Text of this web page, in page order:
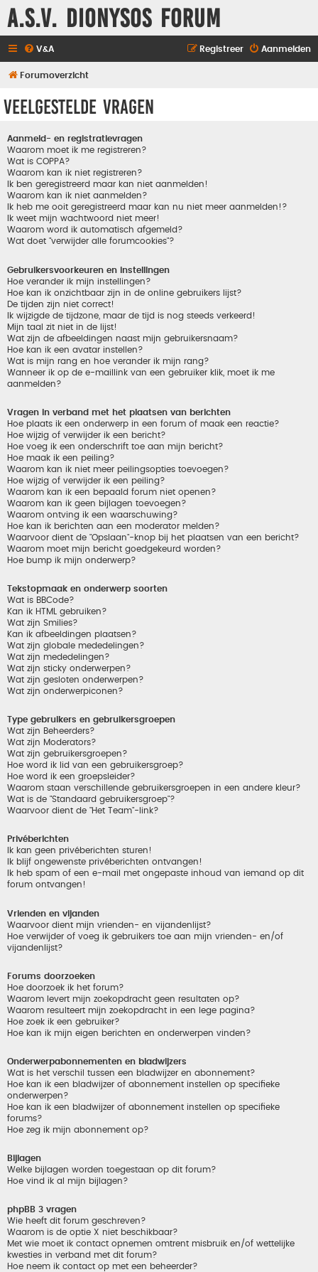
A.S.V. Dionysos Forum
V&A Aanmelden
Registreer
Forumoverzicht
Veelgestelde vragen
Aanmeld- en registratievragen
Waarom moet ik me registreren?
Wat is COPPA?
Waarom kan ik niet registreren?
Ik ben geregistreerd maar kan niet aanmelden!
Waarom kan ik niet aanmelden?
Ik heb me ooit geregistreerd maar kan nu niet meer aanmelden!?
Ik weet mijn wachtwoord niet meer!
Waarom word ik automatisch afgemeld?
Wat doet "verwijder alle forumcookies"?
Gebruikersvoorkeuren en instellingen
Hoe verander ik mijn instellingen?
Hoe kan ik onzichtbaar zijn in de online gebruikers lijst?
De tijden zijn niet correct!
Ik wijzigde de tijdzone, maar de tijd is nog steeds verkeerd!
Mijn taal zit niet in de lijst!
Wat zijn de afbeeldingen naast mijn gebruikersnaam?
Hoe kan ik een avatar instellen?
Wat is mijn rang en hoe verander ik mijn rang?
Wanneer ik op de e-maillink van een gebruiker klik, moet ik me
aanmelden?
Vragen in verband met het plaatsen van berichten
Hoe plaats ik een onderwerp in een forum of maak een reactie?
Hoe wijzig of verwijder ik een bericht?
Hoe voeg ik een onderschrift toe aan mijn bericht?
Hoe maak ik een peiling?
Waarom kan ik niet meer peilingsopties toevoegen?
Hoe wijzig of verwijder ik een peiling?
Waarom kan ik een bepaald forum niet openen?
Waarom kan ik geen bijlagen toevoegen?
Waarom ontving ik een waarschuwing?
Hoe kan ik berichten aan een moderator melden?
Waarvoor dient de "Opslaan"-knop bij het plaatsen van een bericht?
Waarom moet mijn bericht goedgekeurd worden?
Hoe bump ik mijn onderwerp?
Tekstopmaak en onderwerp soorten
Wat is BBCode?
Kan ik HTML gebruiken?
Wat zijn Smilies?
Kan ik afbeeldingen plaatsen?
Wat zijn globale mededelingen?
Wat zijn mededelingen?
Wat zijn sticky onderwerpen?
Wat zijn gesloten onderwerpen?
Wat zijn onderwerpiconen?
Type gebruikers en gebruikersgroepen
Wat zijn Beheerders?
Wat zijn Moderators?
Wat zijn gebruikersgroepen?
Hoe word ik lid van een gebruikersgroep?
Hoe word ik een groepsleider?
Waarom staan verschillende gebruikersgroepen in een andere kleur?
Wat is de "Standaard gebruikersgroep"?
Waarvoor dient de "Het Team"-link?
Privéberichten
Ik kan geen privéberichten sturen!
Ik blijf ongewenste privéberichten ontvangen!
Ik heb spam of een e-mail met ongepaste inhoud van iemand op dit
forum ontvangen!
Vrienden en vijanden
Waarvoor dient mijn vrienden- en vijandenlijst?
Hoe verwijder of voeg ik gebruikers toe aan mijn vrienden- en/of
vijandenlijst?
Forums doorzoeken
Hoe doorzoek ik het forum?
Waarom levert mijn zoekopdracht geen resultaten op?
Waarom resulteert mijn zoekopdracht in een lege pagina?
Hoe zoek ik een gebruiker?
Hoe kan ik mijn eigen berichten en onderwerpen vinden?
Onderwerpabonnementen en bladwijzers
Wat is het verschil tussen een bladwijzer en abonnement?
Hoe kan ik een bladwijzer of abonnement instellen op specifieke
onderwerpen?
Hoe kan ik een bladwijzer of abonnement instellen op specifieke
forums?
Hoe zeg ik mijn abonnement op?
Bijlagen
Welke bijlagen worden toegestaan op dit forum?
Hoe vind ik al mijn bijlagen?
phpBB 3 vragen
Wie heeft dit forum geschreven?
Waarom is de optie X niet beschikbaar?
Met wie moet ik contact opnemen omtrent misbruik en/of wettelijke
kwesties in verband met dit forum?
Hoe neem ik contact op met een beheerder?